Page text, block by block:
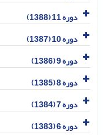
دوره 11 (1388)
دوره 10 (1387)
دوره 9 (1386)
دوره 8 (1385)
دوره 7 (1384)
دوره 6 (1383)